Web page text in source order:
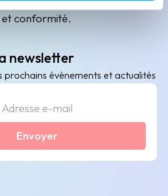
conformité.
newsletter
prochains évènements et actualités
Envoyer